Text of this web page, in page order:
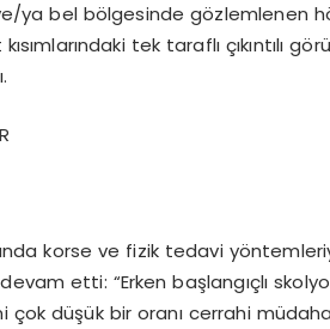
ya bel bölgesinde gözlemlenen
tek taraflı çıkıntılı
korse ve fizik tedavi
etti: “Erken başlangıçlı
çok düşük bir oranı cerrahi